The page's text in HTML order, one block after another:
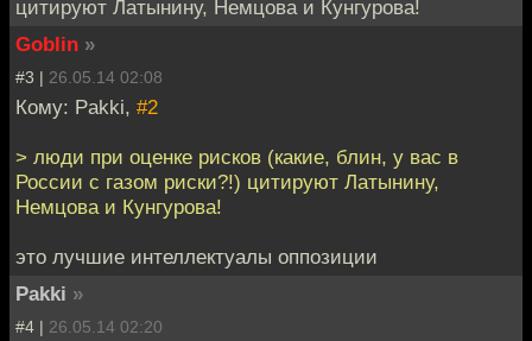
цитируют Латынину, Немцова и Кунгурова!
Goblin »
#3 | 26.05.14 02:08
Кому: Pakki, #2
> люди при оценке рисков (какие, блин, у вас в
России с газом риски?!) цитируют Латынину,
Немцова и Кунгурова!
это лучшие интеллектуалы оппозиции
Pakki »
#4 | 26.05.14 02:20